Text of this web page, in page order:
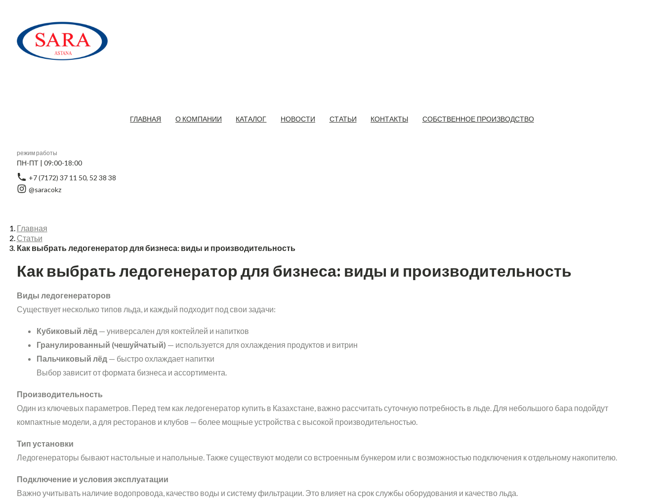
ГЛАВНАЯ О КОМПАНИИ КАТАЛОГ НОВОСТИ СТАТЬИ КОНТАКТЫ СОБСТВЕННОЕ ПРОИЗВОДСТВО
режим работы
ПН-ПТ | 09:00-18:00
+7 (7172) 37 11 50, 52 38 38
@saracokz
Главная
Статьи
Как выбрать ледогенератор для бизнеса: виды и производительность
Как выбрать ледогенератор для бизнеса: виды и производительность
Виды ледогенераторов
Существует несколько типов льда, и каждый подходит под свои задачи:
Кубиковый лёд— универсален для коктейлей и напитков
Гранулированный (чешуйчатый) — используется для охлаждения продуктов и витрин
Пальчиковый лёд— быстро охлаждает напитки
Выбор зависит от формата бизнеса и ассортимента.
Производительность
Один из ключевых параметров. Перед тем как ледогенератор купить в Казахстане, важно рассчитать суточную потребность в льде. Для небольшого бара подойдут
компактные модели, а для ресторанов и клубов — более мощные устройства с высокой производительностью.
Тип установки
Ледогенераторы бывают настольные и напольные. Также существуют модели со встроенным бункером или с возможностью подключения к отдельному накопителю.
Подключение и условия эксплуатации
Важно учитывать наличие водопровода, качество воды и систему фильтрации. Это влияет на срок службы оборудования и качество льда.